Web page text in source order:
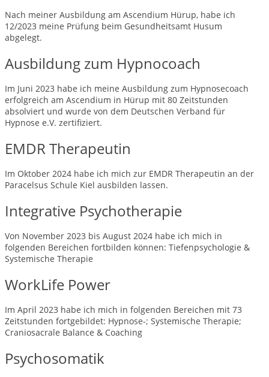
Nach meiner Ausbildung am Ascendium Hürup, habe ich
12/2023 meine Prüfung beim Gesundheitsamt Husum
abgelegt.
Ausbildung zum Hypnocoach
Im Juni 2023 habe ich meine Ausbildung zum Hypnosecoach
erfolgreich am Ascendium in Hürup mit 80 Zeitstunden
absolviert und wurde von dem Deutschen Verband für
Hypnose e.V. zertifiziert.
EMDR Therapeutin
Im Oktober 2024 habe ich mich zur EMDR Therapeutin an der
Paracelsus Schule Kiel ausbilden lassen.
Integrative Psychotherapie
Von November 2023 bis August 2024 habe ich mich in
folgenden Bereichen fortbilden können: Tiefenpsychologie &
Systemische Therapie
WorkLife Power
Im April 2023 habe ich mich in folgenden Bereichen mit 73
Zeitstunden fortgebildet: Hypnose-; Systemische Therapie;
Craniosacrale Balance & Coaching
Psychosomatik